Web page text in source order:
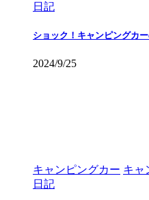
日記
ショック！キャンピングカ
2024/9/25
キャンピングカー キャ
日記